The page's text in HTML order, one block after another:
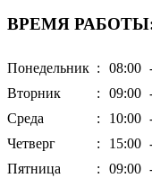
ВРЕМЯ
Понедельник : 08:00
Вторник
: 09:00
Среда
: 10:00
Четверг
: 15:00
Пятница
: 09:00